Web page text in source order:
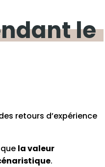
le
retours d’expérience
la valeur
.